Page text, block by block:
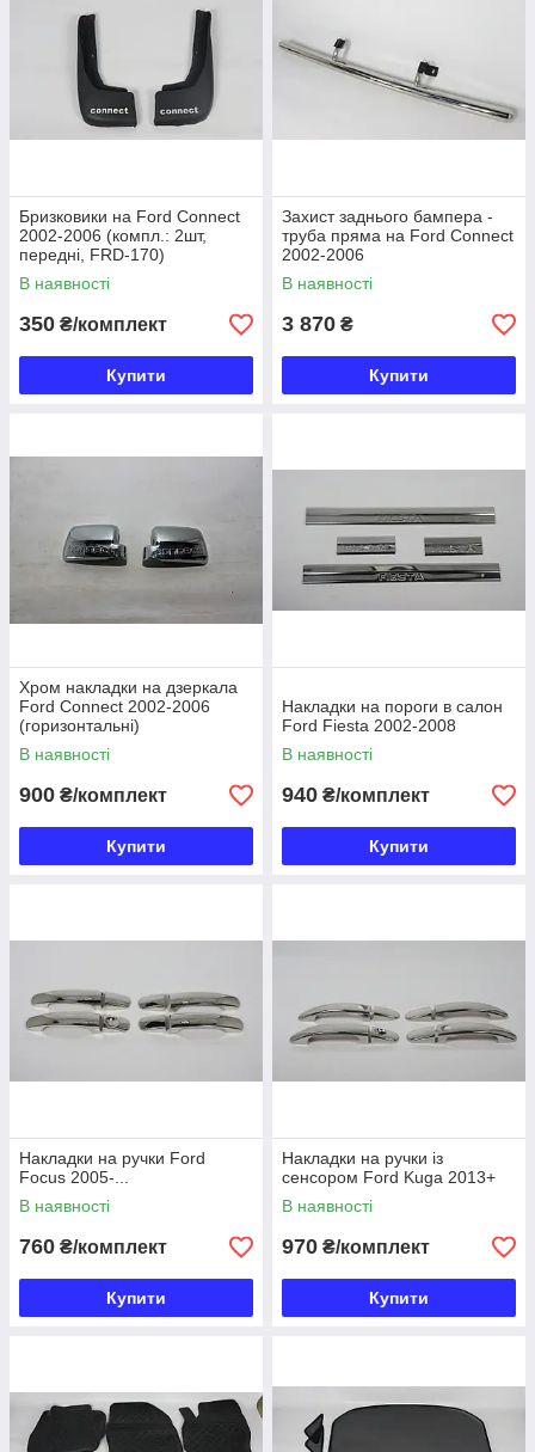
Бризковики на Ford Connect
2002-2006 (компл.: 2шт,
передні, FRD-170)
В наявності
350 ₴/комплект
Купити
Захист заднього бампера -
труба пряма на Ford Connect
2002-2006
В наявності
3 870 ₴
Купити
Хром накладки на дзеркала
Ford Connect 2002-2006
(горизонтальні)
В наявності
900 ₴/комплект
Купити
Накладки на пороги в салон
Ford Fiesta 2002-2008
В наявності
940 ₴/комплект
Купити
Накладки на ручки Ford
Focus 2005-...
В наявності
760 ₴/комплект
Купити
Накладки на ручки із
сенсором Ford Kuga 2013+
В наявності
970 ₴/комплект
Купити